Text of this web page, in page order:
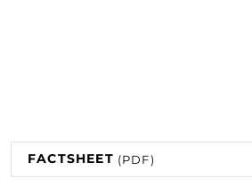
FACTSHEET (PDF)